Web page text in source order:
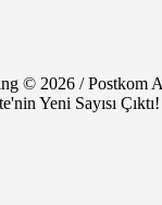
© 2026 / Postkom
Yeni Sayısı Çıktı!